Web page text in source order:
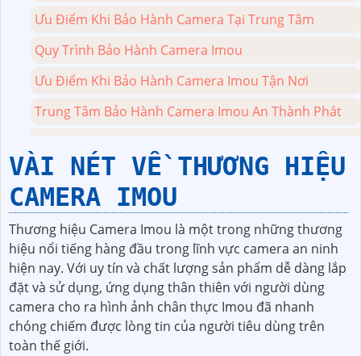
Ưu Điểm Khi Bảo Hành Camera Tại Trung Tâm
Quy Trình Bảo Hành Camera Imou
Ưu Điểm Khi Bảo Hành Camera Imou Tận Nơi
Trung Tâm Bảo Hành Camera Imou An Thành Phát
VÀI NÉT VỀ THƯƠNG HIỆU
CAMERA IMOU
Thương hiệu Camera Imou là một trong những thương
hiệu nổi tiếng hàng đầu trong lĩnh vực camera an ninh
hiện nay. Với uy tín và chất lượng sản phẩm dễ dàng lắp
đặt và sử dụng, ứng dụng thân thiên với người dùng
camera cho ra hình ảnh chân thực Imou đã nhanh
chóng chiếm được lòng tin của người tiêu dùng trên
toàn thế giới.